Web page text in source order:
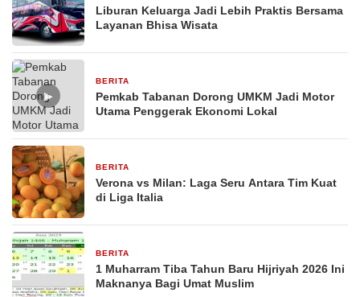
Liburan Keluarga Jadi Lebih Praktis Bersama
Layanan Bhisa Wisata
▶
BERITA
Pemkab Tabanan Dorong UMKM Jadi Motor
Utama Penggerak Ekonomi Lokal
BERITA
Verona vs Milan: Laga Seru Antara Tim Kuat
di Liga Italia
BERITA
1 Muharram Tiba Tahun Baru Hijriyah 2026 Ini
Maknanya Bagi Umat Muslim